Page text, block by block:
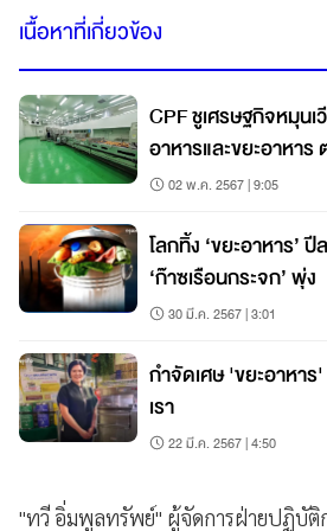
เนื้อหาที่เกี่ยวข้อง
CPF ชูเศรษฐกิจหมุนเวียน ลดการ
02 พ.ค. 2567 | 9:05
โลกทิ้ง ‘ขยะอาหาร’
‘ก๊าซเรือนกระจก’ พุ่ง
30 มี.ค. 2567 | 3:01
กำจัดเศษ 'ขยะอาหา
เรา
22 มี.ค. 2567 | 4:50
"ทวี อิ่มพูลทรัพย์" ผู้จัดการฝ่ายปฏิบัติ